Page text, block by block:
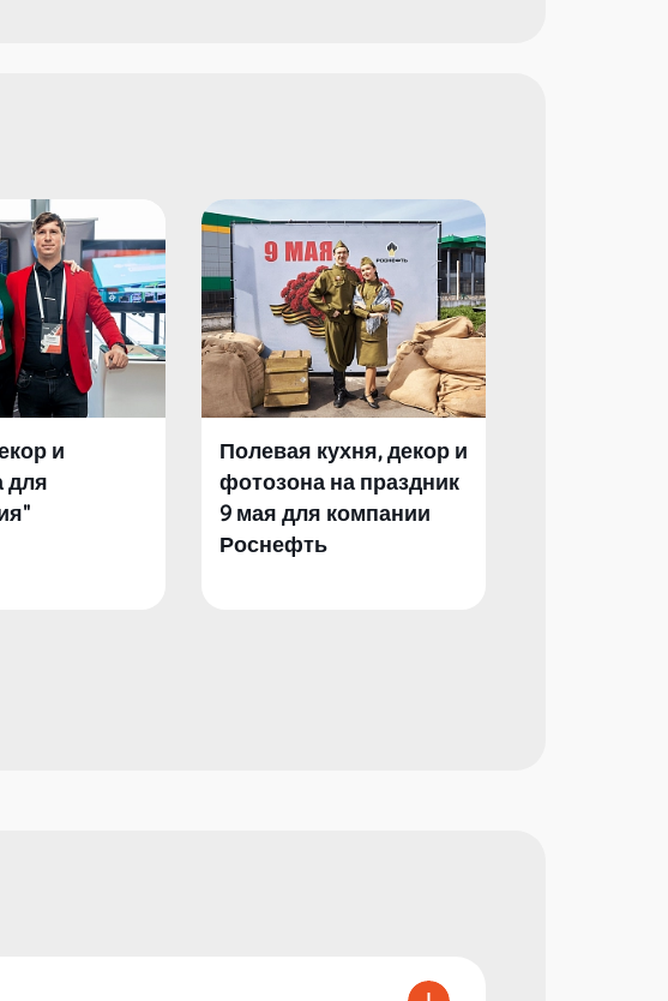
и
для
Полевая кухня, декор и
фотозона на праздник
9 мая для компании
Роснефть